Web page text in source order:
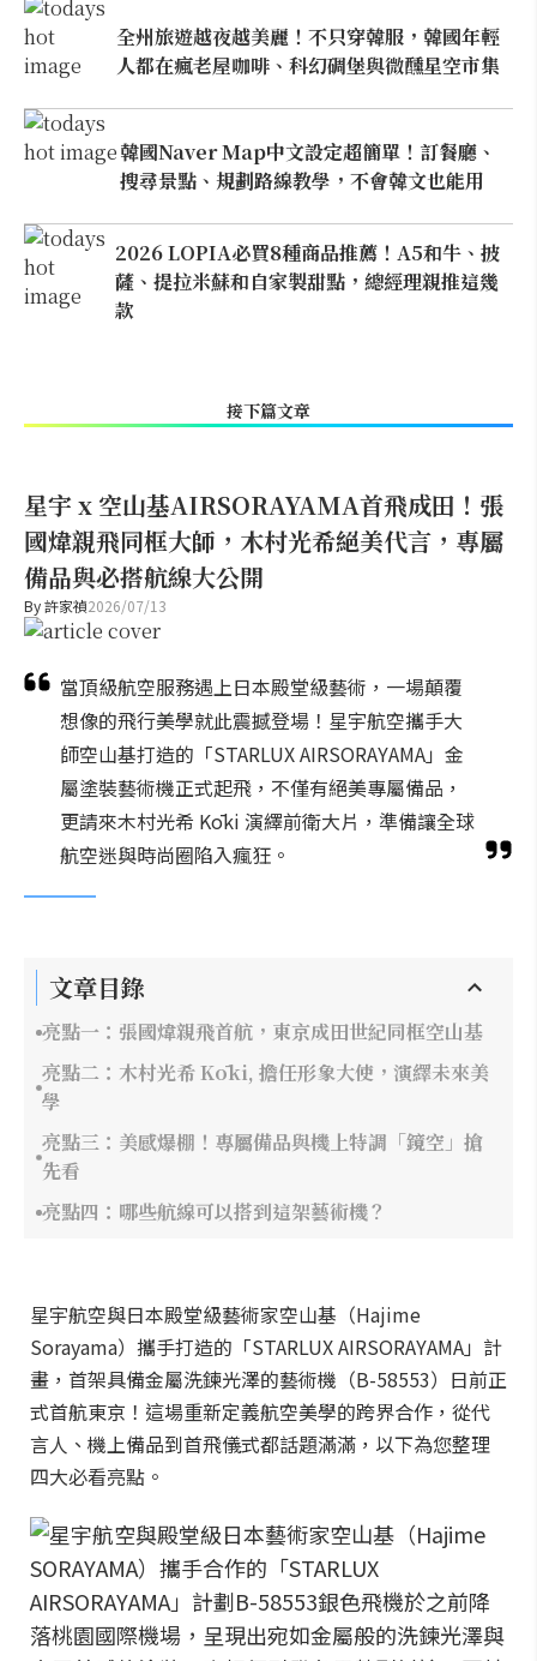
全州旅遊越夜越美麗！不只穿韓服，韓國年輕
人都在瘋老屋咖啡、科幻碉堡與微醺星空市集
韓國Naver Map中文設定超簡單！訂餐廳、
搜尋景點、規劃路線教學，不會韓文也能用
2026 LOPIA必買8種商品推薦！A5和牛、披
薩、提拉米蘇和自家製甜點，總經理親推這幾
款
接下篇文章
星宇 x 空山基AIRSORAYAMA首飛成田！張
國煒親飛同框大師，木村光希絕美代言，專屬
備品與必搭航線大公開
By許家禎2026/07/13
當頂級航空服務遇上日本殿堂級藝術，一場顛覆
想像的飛行美學就此震撼登場！星宇航空攜手大
師空山基打造的「STARLUX AIRSORAYAMA」金
屬塗裝藝術機正式起飛，不僅有絕美專屬備品，
更請來木村光希 Kōki 演繹前衛大片，準備讓全球
航空迷與時尚圈陷入瘋狂。
文章目錄
亮點一：張國煒親飛首航，東京成田世紀同框空山基
亮點二：木村光希 Kōki, 擔任形象大使，演繹未來美
學
亮點三：美感爆棚！專屬備品與機上特調「鏡空」搶
先看
亮點四：哪些航線可以搭到這架藝術機？
星宇航空與日本殿堂級藝術家空山基（Hajime
Sorayama）攜手打造的「STARLUX AIRSORAYAMA」計
畫，首架具備金屬洗鍊光澤的藝術機（B-58553）日前正
式首航東京！這場重新定義航空美學的跨界合作，從代
言人、機上備品到首飛儀式都話題滿滿，以下為您整理
四大必看亮點。